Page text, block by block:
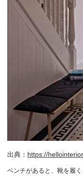
出典： https://
ベンチがあると、靴を履